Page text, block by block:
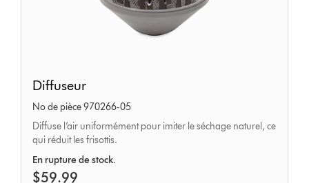
Diffuseur
No de pièce 970266-05
Diffuse l’air uniformément pour imiter le séchage naturel, ce
qui réduit les frisottis.
En rupture de stock.
$59.99